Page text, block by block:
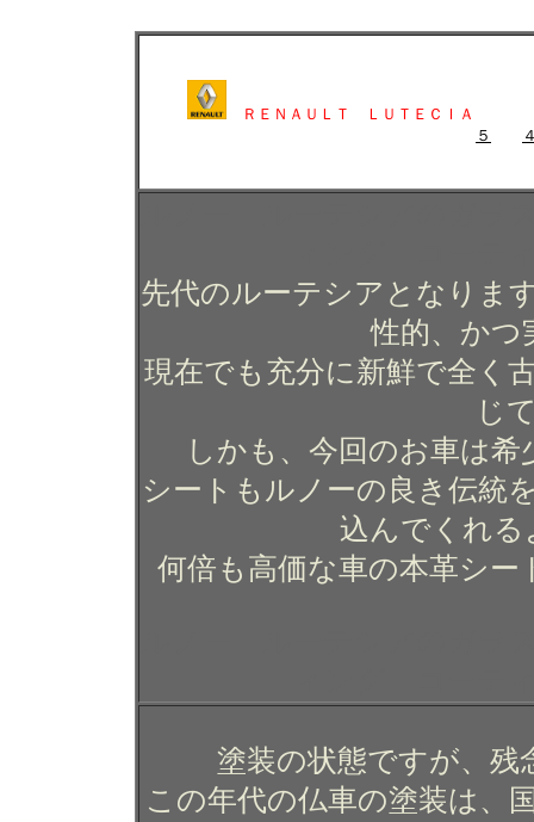
ＲＥＮＡＵＬＴ ＬＵＴＥＣＩＡ
５
先代のルーテシアとなりま
性的、かつ
現在でも充分に新鮮で全く
じ
しかも、今回のお車は
シートもルノーの良き伝統
込んでくれ
何倍も高価な車の本革シ
塗装の状態ですが、
この年代の仏車の塗装は、